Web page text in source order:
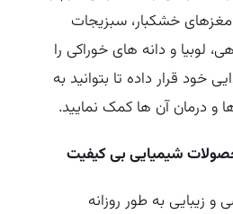
خشکبار، سبزیجات
لوبیا و دانه‌ های خوراکی را
خود قرار داده تا بتوانید به
و درمان آن ها کمک نمایید.
شیمیایی بی‌ کیفیت
و زیبایی به طور روزانه